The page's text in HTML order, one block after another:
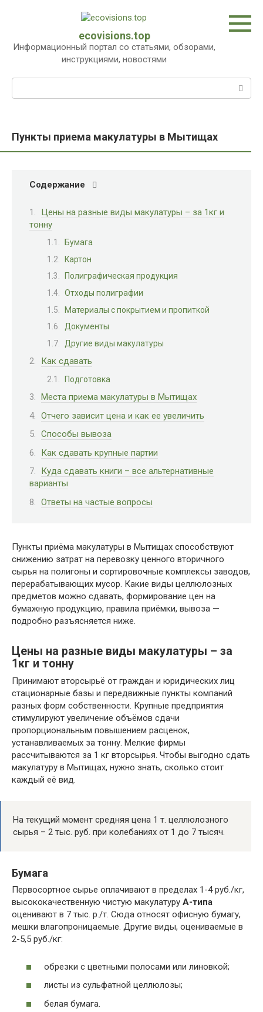
ecovisions.top
Информационный портал со статьями, обзорами,
инструкциями, новостями
Пункты приема макулатуры в Мытищах
Содержание
Цены на разные виды макулатуры – за 1кг и
тонну
Бумага
Картон
Полиграфическая продукция
Отходы полиграфии
Материалы с покрытием и пропиткой
Документы
Другие виды макулатуры
Как сдавать
Подготовка
Места приема макулатуры в Мытищах
Отчего зависит цена и как ее увеличить
Способы вывоза
Как сдавать крупные партии
Куда сдавать книги – все альтернативные
варианты
Ответы на частые вопросы
Пункты приёма макулатуры в Мытищах способствуют
снижению затрат на перевозку ценного вторичного
сырья на полигоны и сортировочные комплексы заводов,
перерабатывающих мусор. Какие виды целлюлозных
предметов можно сдавать, формирование цен на
бумажную продукцию, правила приёмки, вывоза —
подробно разъясняется ниже.
Цены на разные виды макулатуры – за
1кг и тонну
Принимают вторсырьё от граждан и юридических лиц
стационарные базы и передвижные пункты компаний
разных форм собственности. Крупные предприятия
стимулируют увеличение объёмов сдачи
пропорциональным повышением расценок,
устанавливаемых за тонну. Мелкие фирмы
рассчитываются за 1 кг вторсырья. Чтобы выгодно сдать
макулатуру в Мытищах, нужно знать, сколько стоит
каждый её вид.
На текущий момент средняя цена 1 т. целлюлозного
сырья – 2 тыс. руб. при колебаниях от 1 до 7 тысяч.
Бумага
Первосортное сырье оплачивают в пределах 1-4 руб./кг,
высококачественную чистую макулатуру А-типа
оценивают в 7 тыс. р./т. Сюда относят офисную бумагу,
мешки влагопроницаемые. Другие виды, оцениваемые в
2-5,5 руб./кг:
обрезки с цветными полосами или линовкой;
листы из сульфатной целлюлозы;
белая бумага.